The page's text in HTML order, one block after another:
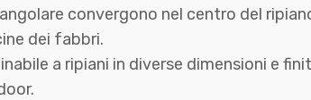
convergono nel centro del
dei fabbri.
a ripiani in diverse dimensioni e